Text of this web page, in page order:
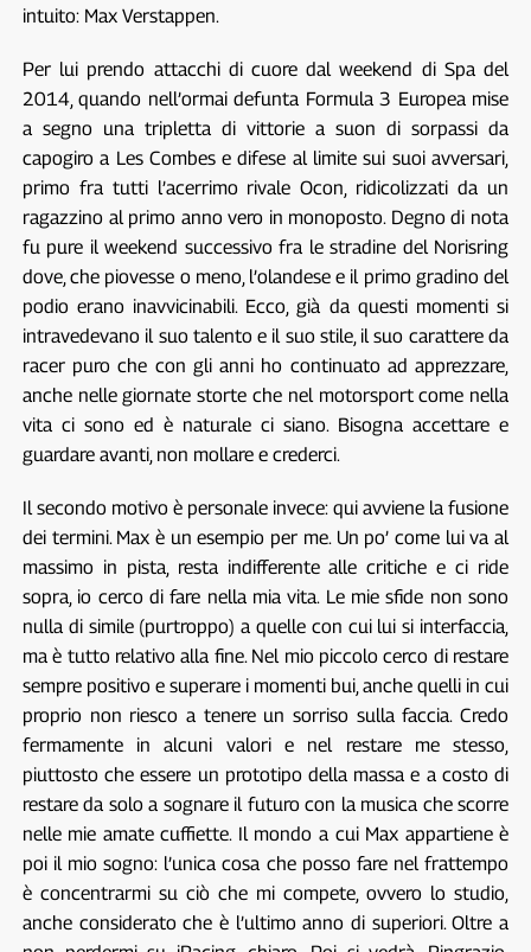
intuito: Max Verstappen.
Per lui prendo attacchi di cuore dal weekend di Spa del
2014, quando nell’ormai defunta Formula 3 Europea mise
a segno una tripletta di vittorie a suon di sorpassi da
capogiro a Les Combes e difese al limite sui suoi avversari,
primo fra tutti l’acerrimo rivale Ocon, ridicolizzati da un
ragazzino al primo anno vero in monoposto. Degno di nota
fu pure il weekend successivo fra le stradine del Norisring
dove, che piovesse o meno, l’olandese e il primo gradino del
podio erano inavvicinabili. Ecco, già da questi momenti si
intravedevano il suo talento e il suo stile, il suo carattere da
racer puro che con gli anni ho continuato ad apprezzare,
anche nelle giornate storte che nel motorsport come nella
vita ci sono ed è naturale ci siano. Bisogna accettare e
guardare avanti, non mollare e crederci.
Il secondo motivo è personale invece: qui avviene la fusione
dei termini. Max è un esempio per me. Un po’ come lui va al
massimo in pista, resta indifferente alle critiche e ci ride
sopra, io cerco di fare nella mia vita. Le mie sfide non sono
nulla di simile (purtroppo) a quelle con cui lui si interfaccia,
ma è tutto relativo alla fine. Nel mio piccolo cerco di restare
sempre positivo e superare i momenti bui, anche quelli in cui
proprio non riesco a tenere un sorriso sulla faccia. Credo
fermamente in alcuni valori e nel restare me stesso,
piuttosto che essere un prototipo della massa e a costo di
restare da solo a sognare il futuro con la musica che scorre
nelle mie amate cuffiette. Il mondo a cui Max appartiene è
poi il mio sogno: l’unica cosa che posso fare nel frattempo
è concentrarmi su ciò che mi compete, ovvero lo studio,
anche considerato che è l’ultimo anno di superiori. Oltre a